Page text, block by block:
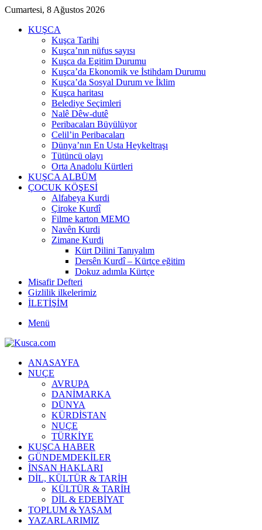
Cumartesi, 8 Ağustos 2026
KUŞCA
Kuşca Tarihi
Kuşca’nın nüfus sayısı
Kuşca da Egitim Durumu
Kuşca’da Ekonomik ve İstihdam Durumu
Kuşca’da Sosyal Durum ve İklim
Kuşca haritası
Belediye Seçimleri
Nalê Dêw-dutê
Peribacaları Büyülüyor
Celil’in Peribacaları
Dünya’nın En Usta Heykeltraşı
Tütüncü olayı
Orta Anadolu Kürtleri
KUŞCA ALBÜM
ÇOCUK KÖŞESİ
Alfabeya Kurdi
Çiroke Kurdî
Filme karton MEMO
Navên Kurdi
Zimane Kurdi
Kürt Dilini Tanıyalım
Dersên Kurdî – Kürtçe eğitim
Dokuz adımla Kürtçe
Misafir Defteri
Gizlilik ilkelerimiz
İLETİŞİM
Menü
ANASAYFA
NUÇE
AVRUPA
DANİMARKA
DÜNYA
KÜRDİSTAN
NUÇE
TÜRKİYE
KUŞCA HABER
GÜNDEMDEKİLER
İNSAN HAKLARI
DİL, KÜLTÜR & TARİH
KÜLTÜR & TARİH
DİL & EDEBİYAT
TOPLUM & YAŞAM
YAZARLARIMIZ